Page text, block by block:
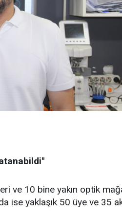
ve 10 bine yakın optik
ise yaklaşık 50 üye ve 35